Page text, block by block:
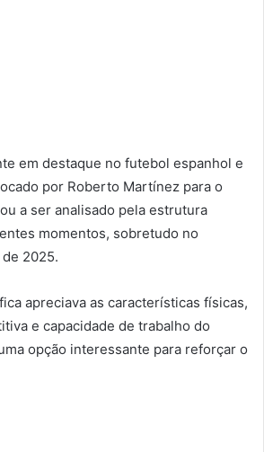
em destaque no futebol espanhol e
por Roberto Martínez para o
a ser analisado pela estrutura
momentos, sobretudo no
2025.
apreciava as características físicas,
e capacidade de trabalho do
opção interessante para reforçar o